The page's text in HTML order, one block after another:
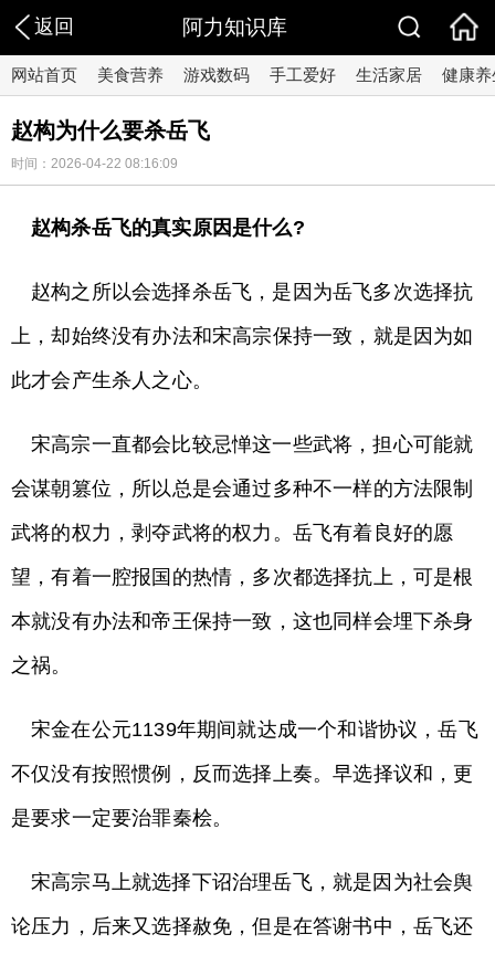
返回 阿力知识库
网站首页 美食营养 游戏数码 手工爱好 生活家居 健康养
赵构为什么要杀岳飞
时间：2026-04-22 08:16:09
赵构杀岳飞的真实原因是什么?
赵构之所以会选择杀岳飞，是因为岳飞多次选择抗
上，却始终没有办法和宋高宗保持一致，就是因为如
此才会产生杀人之心。
宋高宗一直都会比较忌惮这一些武将，担心可能就
会谋朝篡位，所以总是会通过多种不一样的方法限制
武将的权力，剥夺武将的权力。岳飞有着良好的愿
望，有着一腔报国的热情，多次都选择抗上，可是根
本就没有办法和帝王保持一致，这也同样会埋下杀身
之祸。
宋金在公元1139年期间就达成一个和谐协议，岳飞
不仅没有按照惯例，反而选择上奏。早选择议和，更
是要求一定要治罪秦桧。
宋高宗马上就选择下诏治理岳飞，就是因为社会舆
论压力，后来又选择赦免，但是在答谢书中，岳飞还